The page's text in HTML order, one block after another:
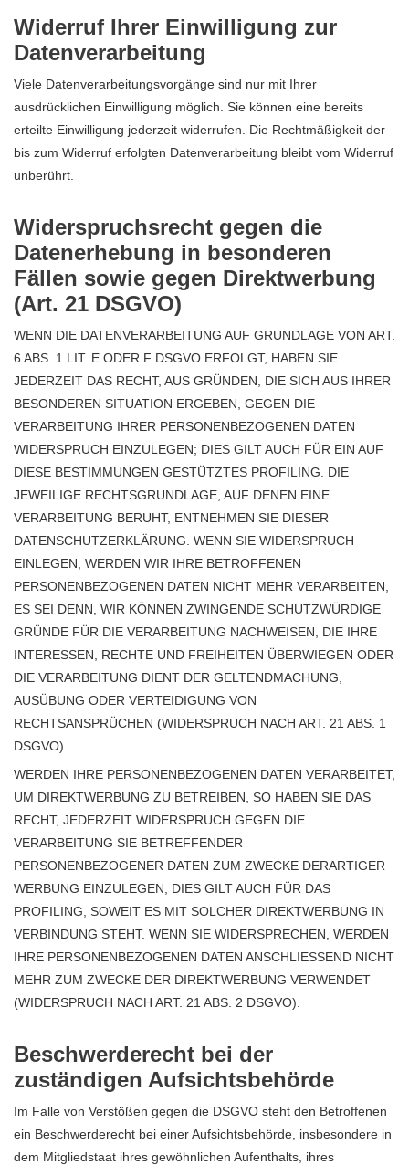
Widerruf Ihrer Einwilligung zur
Datenverarbeitung
Viele Datenverarbeitungsvorgänge sind nur mit Ihrer
ausdrücklichen Einwilligung möglich. Sie können eine bereits
erteilte Einwilligung jederzeit widerrufen. Die Rechtmäßigkeit der
bis zum Widerruf erfolgten Datenverarbeitung bleibt vom Widerruf
unberührt.
Widerspruchsrecht gegen die
Datenerhebung in besonderen
Fällen sowie gegen Direktwerbung
(Art. 21 DSGVO)
WENN DIE DATENVERARBEITUNG AUF GRUNDLAGE VON ART.
6 ABS. 1 LIT. E ODER F DSGVO ERFOLGT, HABEN SIE
JEDERZEIT DAS RECHT, AUS GRÜNDEN, DIE SICH AUS IHRER
BESONDEREN SITUATION ERGEBEN, GEGEN DIE
VERARBEITUNG IHRER PERSONENBEZOGENEN DATEN
WIDERSPRUCH EINZULEGEN; DIES GILT AUCH FÜR EIN AUF
DIESE BESTIMMUNGEN GESTÜTZTES PROFILING. DIE
JEWEILIGE RECHTSGRUNDLAGE, AUF DENEN EINE
VERARBEITUNG BERUHT, ENTNEHMEN SIE DIESER
DATENSCHUTZERKLÄRUNG. WENN SIE WIDERSPRUCH
EINLEGEN, WERDEN WIR IHRE BETROFFENEN
PERSONENBEZOGENEN DATEN NICHT MEHR VERARBEITEN,
ES SEI DENN, WIR KÖNNEN ZWINGENDE SCHUTZWÜRDIGE
GRÜNDE FÜR DIE VERARBEITUNG NACHWEISEN, DIE IHRE
INTERESSEN, RECHTE UND FREIHEITEN ÜBERWIEGEN ODER
DIE VERARBEITUNG DIENT DER GELTENDMACHUNG,
AUSÜBUNG ODER VERTEIDIGUNG VON
RECHTSANSPRÜCHEN (WIDERSPRUCH NACH ART. 21 ABS. 1
DSGVO).
WERDEN IHRE PERSONENBEZOGENEN DATEN VERARBEITET,
UM DIREKTWERBUNG ZU BETREIBEN, SO HABEN SIE DAS
RECHT, JEDERZEIT WIDERSPRUCH GEGEN DIE
VERARBEITUNG SIE BETREFFENDER
PERSONENBEZOGENER DATEN ZUM ZWECKE DERARTIGER
WERBUNG EINZULEGEN; DIES GILT AUCH FÜR DAS
PROFILING, SOWEIT ES MIT SOLCHER DIREKTWERBUNG IN
VERBINDUNG STEHT. WENN SIE WIDERSPRECHEN, WERDEN
IHRE PERSONENBEZOGENEN DATEN ANSCHLIESSEND NICHT
MEHR ZUM ZWECKE DER DIREKTWERBUNG VERWENDET
(WIDERSPRUCH NACH ART. 21 ABS. 2 DSGVO).
Beschwerde­recht bei der
zuständigen Aufsichts­behörde
Im Falle von Verstößen gegen die DSGVO steht den Betroffenen
ein Beschwerderecht bei einer Aufsichtsbehörde, insbesondere in
dem Mitgliedstaat ihres gewöhnlichen Aufenthalts, ihres